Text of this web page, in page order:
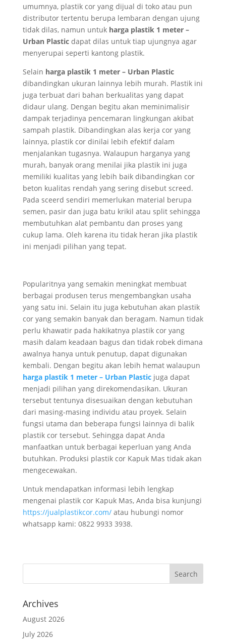
umumnya, plastik cor yang dijual di toko atau pun
distributor tertentu berupa lembaran dengan ujung
tidak dilas, namun untuk harga plastik 1 meter –
Urban Plasticdapat dilas untuk tiap ujungnya agar
menyerupai seperti kantong plastik.
Selain harga plastik 1 meter – Urban Plastic
dibandingkan ukuran lainnya lebih murah. Plastik ini
juga terbuat dari bahan berkualitas yang dapat
didaur ulang. Dengan begitu akan meminimalisir
dampak terjadinya pencemaran lingkungan akibat
sampah plastik. Dibandingkan alas kerja cor yang
lainnya, plastik cor dinilai lebih efektif dalam
menjalankan tugasnya. Walaupun harganya yang
murah, banyak orang menilai jika plastik ini juga
memiliki kualitas yang lebih baik dibandingkan cor
beton kualitas rendah yang sering disebut screed.
Pada sceerd sendiri memerlukan material berupa
semen, pasir dan juga batu krikil atau split sehingga
membutuhkan alat pembantu dan proses yang
cukup lama. Oleh karena itu tidak heran jika plastik
ini menjadi pilihan yang tepat.
Popularitnya yang semakin meningkat membuat
berbagai produsen terus mengembangkan usaha
yang satu ini. Selain itu juga kebutuhan akan plastik
cor yang semakin banyak dan beragam. Namun tidak
perlu khawatir pada hakikatnya plastik cor yang
masih dalam keadaan bagus dan tidak robek dimana
awalnya hanya untuk penutup, dapat digunakan
kembali. Dengan begitu akan lebih hemat walaupun
harga plastik 1 meter – Urban Plastic juga dapat
menjadi pilihan yang direkomendasikan. Ukuran
tersebut tentunya disesuaikan dengan kebutuhan
dari masing-masing individu atau proyek. Selain
fungsi utama dan beberapa fungsi lainnya di balik
plastik cor tersebut. Sehingga dapat Anda
manfaatkan untuk berbagai keperluan yang Anda
butuhkan. Produksi plastik cor Kapuk Mas tidak akan
mengecewakan.
Untuk mendapatkan informasi lebih lengkap
mengenai plastik cor Kapuk Mas, Anda bisa kunjungi
https://jualplastikcor.com/atau hubungi nomor
whatsapp kami: 0822 9933 3938.
Archives
August 2026
July 2026